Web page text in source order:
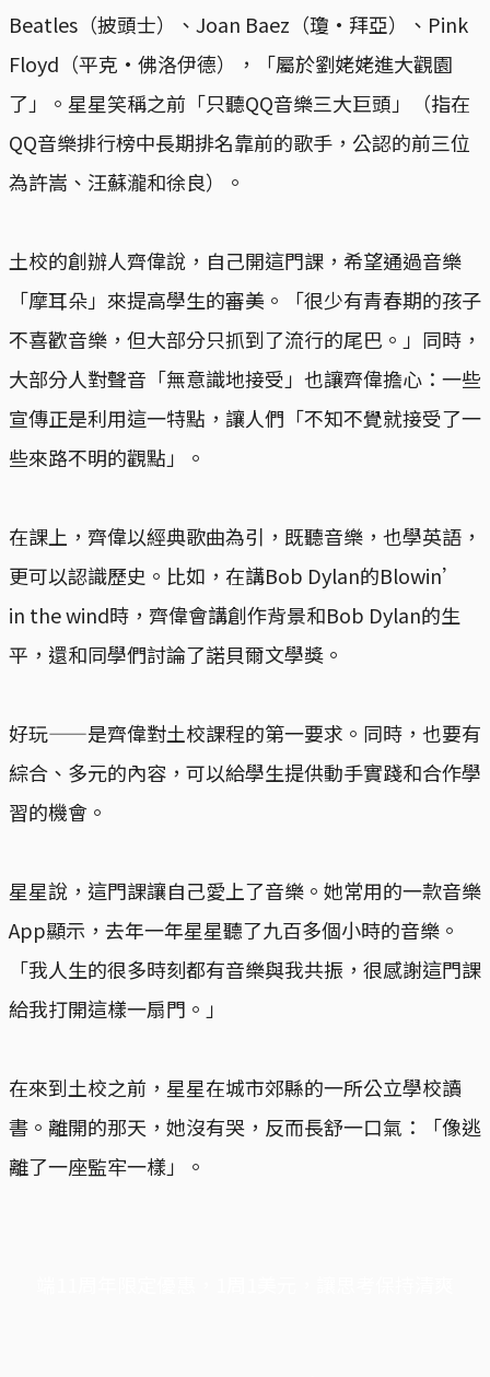
Beatles（披頭士）、Joan Baez（瓊·拜亞）、Pink
Floyd（平克·佛洛伊德），「屬於劉姥姥進大觀園
了」。星星笑稱之前「只聽QQ音樂三大巨頭」（指在
QQ音樂排行榜中長期排名靠前的歌手，公認的前三位
為許嵩、汪蘇瀧和徐良）。
土校的創辦人齊偉說，自己開這門課，希望通過音樂
「摩耳朵」來提高學生的審美。「很少有青春期的孩子
不喜歡音樂，但大部分只抓到了流行的尾巴。」同時，
大部分人對聲音「無意識地接受」也讓齊偉擔心：一些
宣傳正是利用這一特點，讓人們「不知不覺就接受了一
些來路不明的觀點」。
在課上，齊偉以經典歌曲為引，既聽音樂，也學英語，
更可以認識歷史。比如，在講Bob Dylan的Blowin’
in the wind時，齊偉會講創作背景和Bob Dylan的生
平，還和同學們討論了諾貝爾文學獎。
好玩——是齊偉對土校課程的第一要求。同時，也要有
綜合、多元的內容，可以給學生提供動手實踐和合作學
習的機會。
星星說，這門課讓自己愛上了音樂。她常用的一款音樂
App顯示，去年一年星星聽了九百多個小時的音樂。
「我人生的很多時刻都有音樂與我共振，很感謝這門課
給我打開這樣一扇門。」
在來到土校之前，星星在城市郊縣的一所公立學校讀
書。離開的那天，她沒有哭，反而長舒一口氣：「像逃
離了一座監牢一樣」。